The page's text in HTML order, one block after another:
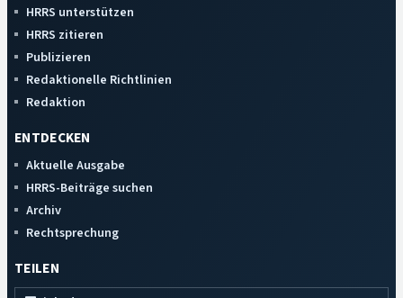
HRRS unterstützen
HRRS zitieren
Publizieren
Redaktionelle Richtlinien
Redaktion
ENTDECKEN
Aktuelle Ausgabe
HRRS-Beiträge suchen
Archiv
Rechtsprechung
TEILEN